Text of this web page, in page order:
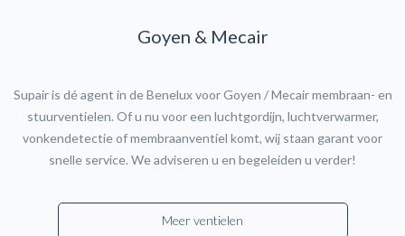
Goyen & Mecair
Supair is dé agent in de Benelux voor Goyen / Mecair membraan- en
stuurventielen. Of u nu voor een luchtgordijn, luchtverwarmer,
vonkendetectie of membraanventiel komt, wij staan garant voor
snelle service. We adviseren u en begeleiden u verder!
Meer ventielen